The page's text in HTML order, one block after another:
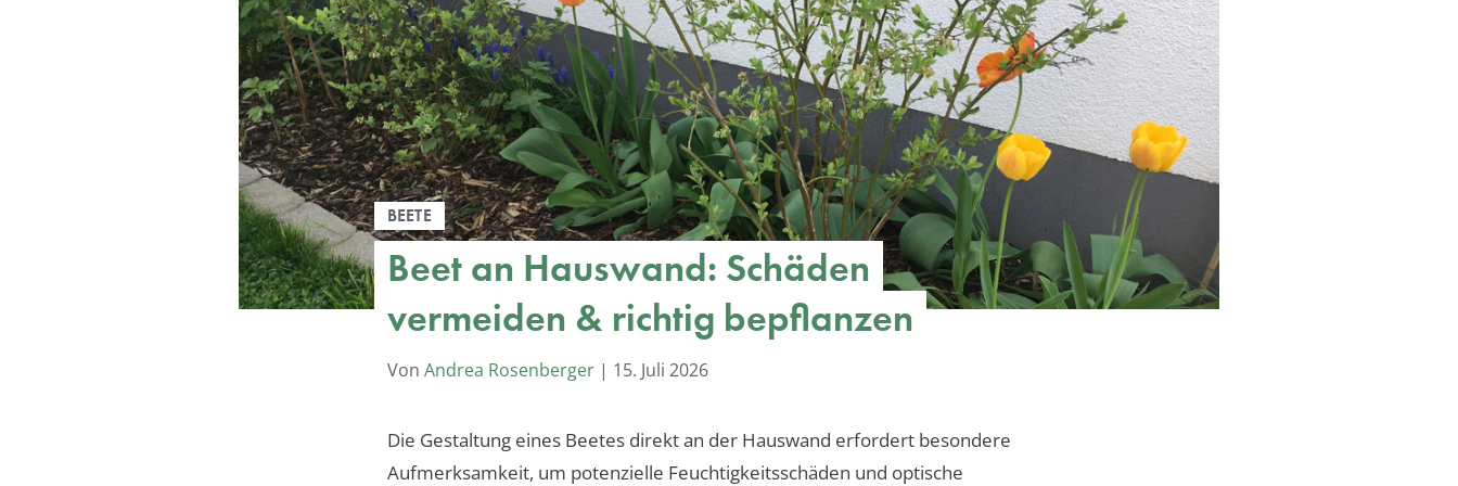
BEETE
Beet an Hauswand: Schäden
vermeiden & richtig bepflanzen
Von Andrea Rosenberger | 15. Juli 2026
Die Gestaltung eines Beetes direkt an der Hauswand erfordert besondere
Aufmerksamkeit, um potenzielle Feuchtigkeitsschäden und optische